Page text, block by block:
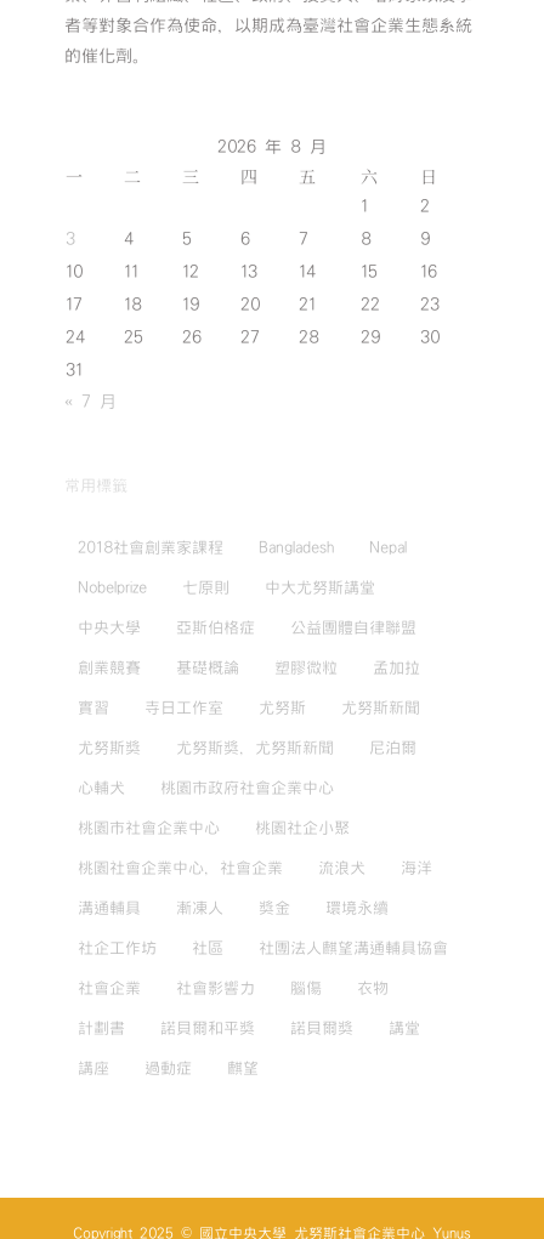
者等對象合作為使命，以期成為臺灣社會企業生態系統
的催化劑。
2026 年 8 月
一 二 三 四 五 六 日
1
2
3
4 5 6 7 8
9
10
11 12 13 14 15
16
17
18 19 20 21 22
23
24
25 26 27 28 29
30
31
« 7 月
常用標籤
2018社會創業家課程 Bangladesh Nepal
Nobelprize 七原則 中大尤努斯講堂
中央大學 亞斯伯格症 公益團體自律聯盟
創業競賽 基礎概論 塑膠微粒 孟加拉
實習 寺日工作室 尤努斯 尤努斯新聞
尤努斯獎 尤努斯獎，尤努斯新聞 尼泊爾
心輔犬 桃園市政府社會企業中心
桃園市社會企業中心 桃園社企小聚
桃園社會企業中心，社會企業 流浪犬 海洋
溝通輔具 漸凍人 獎金 環境永續
社企工作坊 社區 社團法人麒望溝通輔具協會
社會企業 社會影響力 腦傷 衣物
計劃書 諾貝爾和平獎 諾貝爾獎 講堂
講座 過動症 麒望
Copyright 2025 © 國立中央大學 尤努斯社會企業中心 Yunus